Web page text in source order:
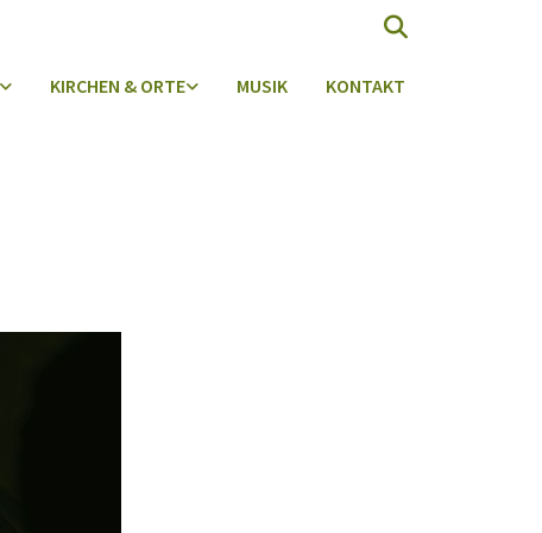
KIRCHEN & ORTE MUSIK KONTAKT